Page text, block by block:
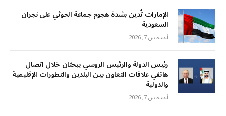
الإمارات تُدين بشدة هجوم جماعة الحوثي على نجران
السعودية
أغسطس 7, 2026
رئيس الدولة والرئيس الروسي يبحثان خلال اتصال
هاتفي علاقات التعاون بين البلدين والتطورات الإقليمية
والدولية
أغسطس 7, 2026